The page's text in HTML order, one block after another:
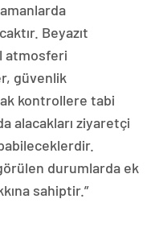
Beyazıt
atmosferi
güvenlik
kontrollere tabi
alacakları ziyaretçi
durumlarda ek
sahiptir.”